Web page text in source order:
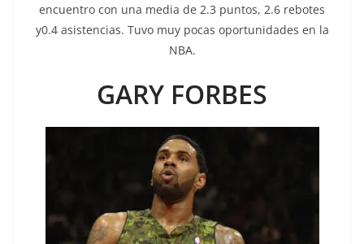
encuentro con una media de 2.3 puntos, 2.6 rebotes
y0.4 asistencias. Tuvo muy pocas oportunidades en la
NBA.
GARY FORBES